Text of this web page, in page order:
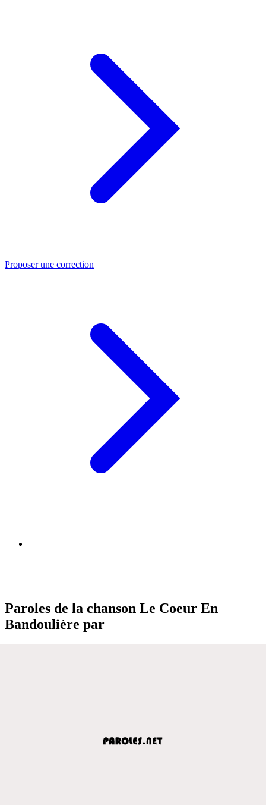
Proposer une correction
Paroles de la chanson Le Coeur En
Bandoulière par